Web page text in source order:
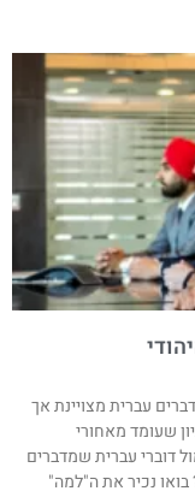
עברית מצויינת אך
שעומד מאחורי
דוברי עברית שמדברים
נכיר את ה"למה"